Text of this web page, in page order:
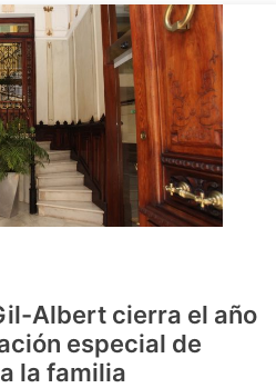
Albert cierra el año
especial de
la familia